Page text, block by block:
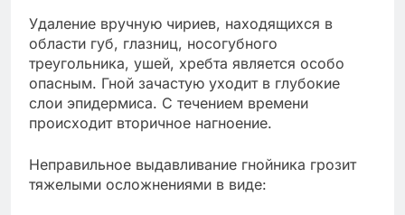
Удаление вручную чириев, находящихся в
области губ, глазниц, носогубного
треугольника, ушей, хребта является особо
опасным. Гной зачастую уходит в глубокие
слои эпидермиса. С течением времени
происходит вторичное нагноение.
Неправильное выдавливание гнойника грозит
тяжелыми осложнениями в виде: